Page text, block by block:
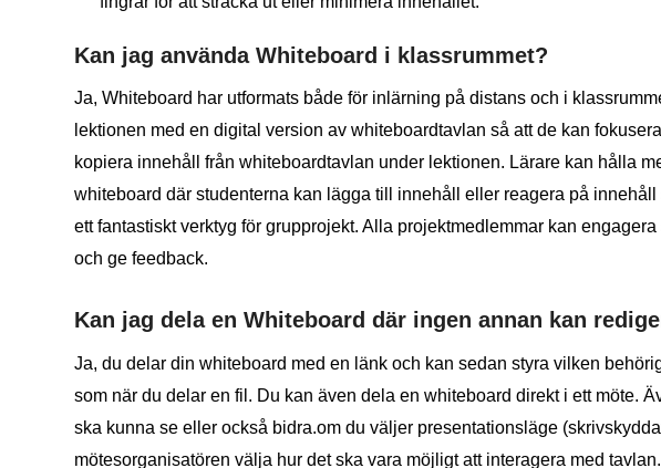
Kan jag använda Whiteboard i klassrummet?
Ja, Whiteboard har utformats både för inlärning på distans och i
lektionen med en digital version av whiteboardtavlan så att de kan
kopiera innehåll från whiteboardtavlan under lektionen. Lärare kan hålla
whiteboard där studenterna kan lägga till innehåll eller reagera på
ett fantastiskt verktyg för grupprojekt. Alla projektmedlemmar kan
och ge feedback.
Kan jag dela en Whiteboard där ingen annan kan
Ja, du delar din whiteboard med en länk och kan sedan styra vilken
som när du delar en fil. Du kan även dela en whiteboard direkt i ett möte.
ska kunna se eller också bidra.om du väljer presentationsläge
mötesorganisatören välja hur det ska vara möjligt att interagera med